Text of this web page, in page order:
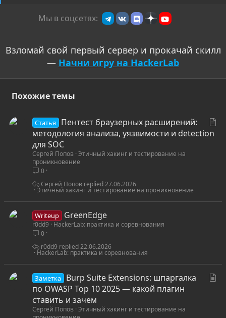
Мы в соцсетях:
Взломай свой первый сервер и прокачай скилл
— Начни игру на HackerLab
Похожие темы
Статья
Пентест браузерных расширений:
методология анализа, уязвимости и detection
для SOC
Сергей Попов Этичный хакинг и тестирование на
проникновение
0
Этичный хакинг и тестирование на проникновение
27.06.2026
Сергей Попов
Writeup GreenEdge
r0dd9
HackerLab: практика и соревнования
0
HackerLab: практика и соревнования
22.06.2026
r0dd9
Заметка
Burp Suite Extensions: шпаргалка
по OWASP Top 10 2025 — какой плагин
ставить и зачем
Сергей Попов Этичный хакинг и тестирование на